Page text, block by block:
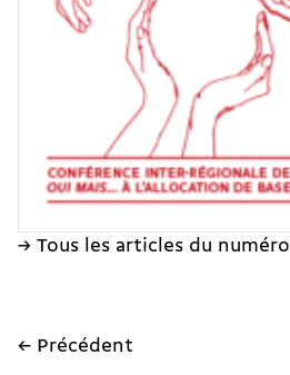
→ Tous les articles du numéro
← Précédent